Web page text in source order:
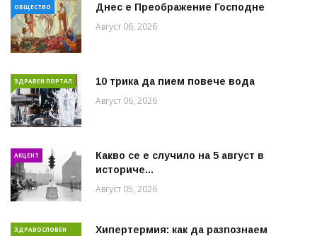
ОБЩЕСТВО Днес е Преображение Господне
Август 06, 2026
ЗДРАВЕН ПОРТАЛ 10 трика да пием повече вода
Август 06, 2026
АКЦЕНТ
Какво се е случило на 5 август в
историче...
Август 05, 2026
ЗДРАВОСЛОВЕН
Хипертермия: как да разпознаем